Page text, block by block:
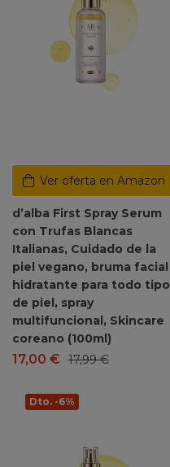
Ver oferta en Amazon
d’alba First Spray Serum
con Trufas Blancas
Italianas, Cuidado de la
piel vegano, bruma facial
hidratante para todo tipo
de piel, spray
multifuncional, Skincare
coreano (100ml)
17,00 € 17,99€
Dto. -6%